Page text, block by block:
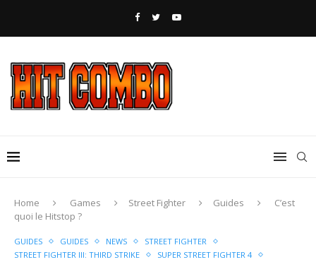
Home Games Street Fighter Guides
C’est
quoi le Hitstop ?
GUIDES GUIDES NEWS
STREET FIGHTER
STREET FIGHTER III: THIRD STRIKE
SUPER STREET FIGHTER 4